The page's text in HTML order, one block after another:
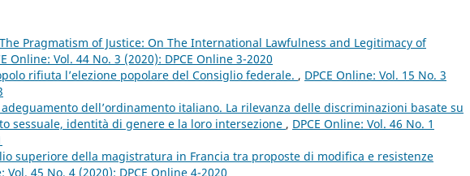
The Pragmatism of Justice: On The International Lawfulness and Legitimacy of
Online: Vol. 44 No. 3 (2020): DPCE Online 3-2020
rifiuta l’elezione popolare del Consiglio federale. , DPCE Online: Vol. 15 No. 3
adeguamento dell’ordinamento italiano. La rilevanza delle discriminazioni basate su
sessuale, identità di genere e la loro intersezione , DPCE Online: Vol. 46 No. 1
superiore della magistratura in Francia tra proposte di modifica e resistenze
Vol. 45 No. 4 (2020): DPCE Online 4-2020